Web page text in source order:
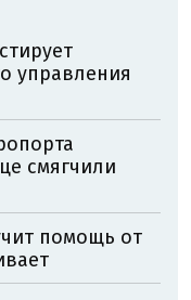
управления
смягчили
помощь от